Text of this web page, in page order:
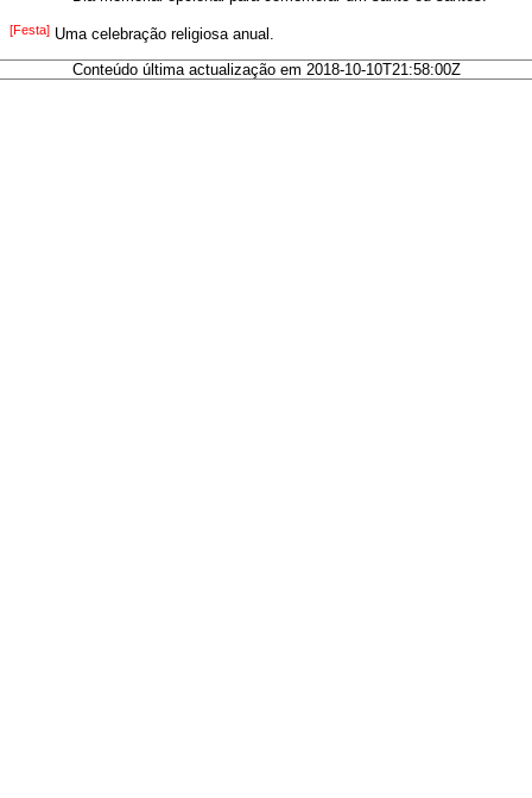
[Festa] Uma celebração religiosa anual.
Conteúdo última actualização em 2018-10-10T21:58:00Z